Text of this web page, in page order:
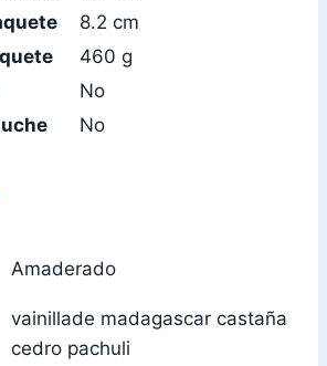
8.2 cm
460 g
No
No
Amaderado
vainillade madagascar castaña
cedro pachuli